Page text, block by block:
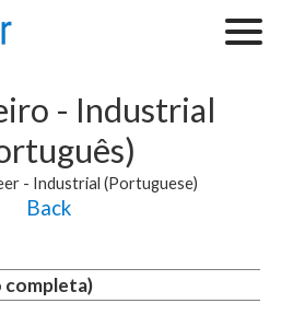
- Industrial
- Industrial (Portuguese)
Back
completa)